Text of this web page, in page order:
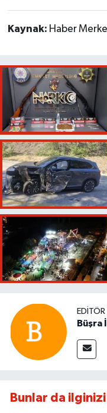
Kaynak: Haber
Büşra
Bunlar da